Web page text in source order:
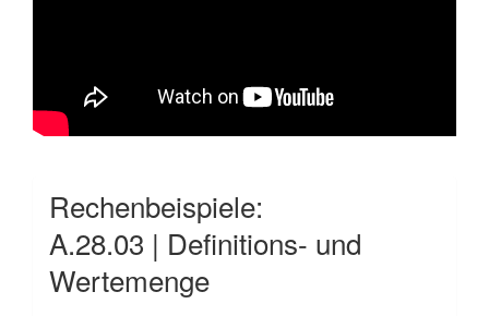
Rechenbeispiele:
A.28.03 | Definitions- und
Wertemenge